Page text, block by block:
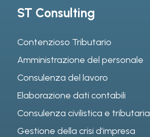
ST Consulting
Contenzioso Tributario
Amministrazione del personale
Consulenza del lavoro
Elaborazione dati contabili
Consulenza civilistica e tributaria
Gestione della crisi d’impresa